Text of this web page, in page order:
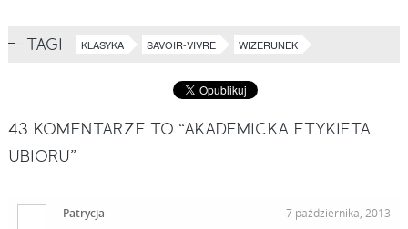
TAGI KLASYKA SAVOIR-VIVRE WIZERUNEK
43 KOMENTARZE TO “AKADEMICKA ETYKIETA
UBIORU”
Patrycja
7 października, 2013